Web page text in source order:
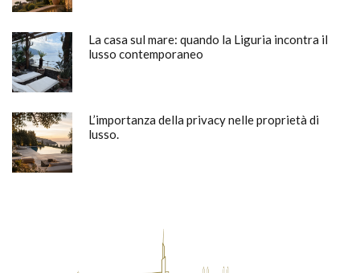
La casa sul mare: quando la Liguria incontra il
lusso contemporaneo
L’importanza della privacy nelle proprietà di
lusso.